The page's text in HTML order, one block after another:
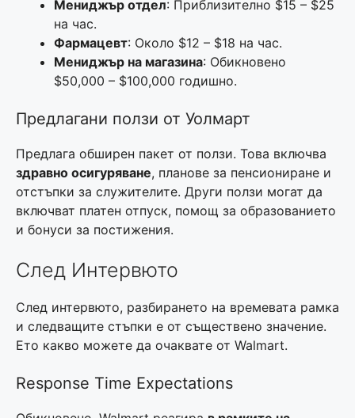
Мениджър отдел: Приблизително $15 – $25
на час.
Фармацевт: Около $12 – $18 на час.
Мениджър на магазина: Обикновено
$50,000 – $100,000 годишно.
Предлагани ползи от Уолмарт
Предлага обширен пакет от ползи. Това включва
здравно осигуряване, планове за пенсиониране и
отстъпки за служителите. Други ползи могат да
включват платен отпуск, помощ за образованието
и бонуси за постижения.
След Интервюто
След интервюто, разбирането на времевата рамка
и следващите стъпки е от съществено значение.
Ето какво можете да очаквате от Walmart.
Response Time Expectations